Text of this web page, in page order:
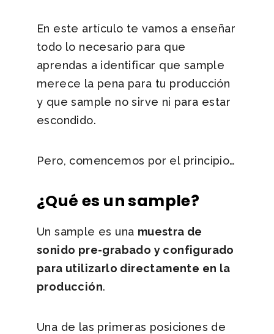
En este artículo te vamos a enseñar
todo lo necesario para que
aprendas a identificar que sample
merece la pena para tu producción
y que sample no sirve ni para estar
escondido.
Pero, comencemos por el principio…
¿Qué es un sample?
Un sample es una muestra de
sonido pre-grabado y configurado
para utilizarlo directamente en la
producción.
Una de las primeras posiciones de